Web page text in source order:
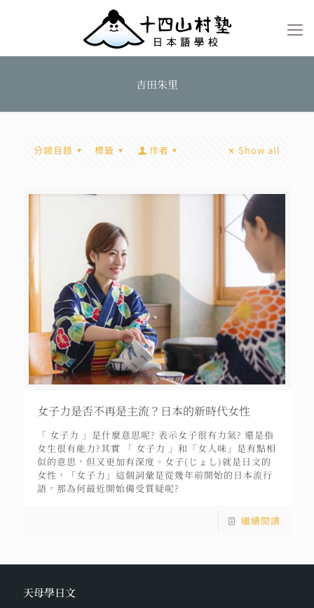
吉田朱里
分類目錄 標籤 作者 Show all
女子力是否不再是主流？日本的新時代女性
「 女子力 」是什麼意思呢? 表示女子很有力氣? 還是指
女生很有能力?其實 「 女子力 」和「女人味」是有點相
似的意思，但又更加有深度。女子(じょし)就是日文的
女性，「女子力」這個詞彙是從幾年前開始的日本流行
語，那為何最近開始備受質疑呢?
繼續閱讀
天母學日文